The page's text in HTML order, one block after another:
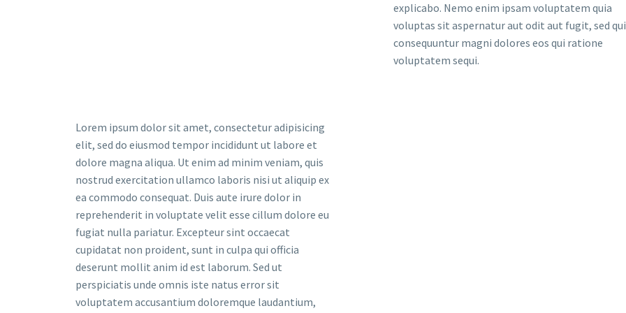
explicabo. Nemo enim ipsam voluptatem quia
voluptas sit aspernatur aut odit aut fugit, sed
consequuntur magni dolores eos qui ratione
voluptatem sequi.
Lorem ipsum dolor sit amet, consectetur adipisicing
elit, sed do eiusmod tempor incididunt ut labore et
dolore magna aliqua. Ut enim ad minim veniam, quis
nostrud exercitation ullamco laboris nisi ut aliquip ex
ea commodo consequat. Duis aute irure dolor in
reprehenderit in voluptate velit esse cillum dolore eu
fugiat nulla pariatur. Excepteur sint occaecat
cupidatat non proident, sunt in culpa qui officia
deserunt mollit anim id est laborum. Sed ut
perspiciatis unde omnis iste natus error sit
voluptatem accusantium doloremque laudantium,